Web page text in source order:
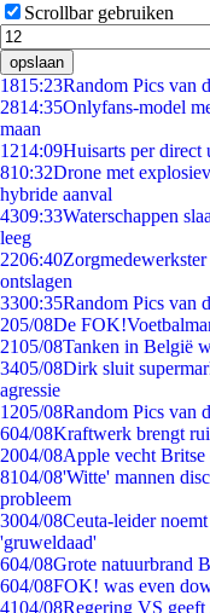
Scrollbar gebruiken
opslaan
1815:23Random Pics van
2814:35Onlyfans-model
maan
1214:09Huisarts per direct
810:32Drone met
hybride aanval
4309:33Waterschappen
leeg
2206:40
ontslagen
3300:35Random Pics van
205/08De
2105/08Tanken in België
3405/08Dirk sluit
agressie
1205/08Random Pics van
604/08Kraftwerk brengt
2004/08Apple vecht
8104/08'Witte' mannen
probleem
3004/08Ceuta-leider
'gruweldaad'
604/08Grote natuurbrand
604/08FOK! was even
4104/08Regering VS geeft